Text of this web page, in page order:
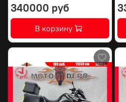
340000 руб
В корзину